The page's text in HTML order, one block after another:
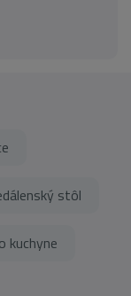
stôl
kuchyne